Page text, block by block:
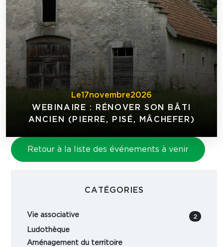
Le17novembre2026
WEBINAIRE : RÉNOVER SON BÂTI
ANCIEN (PIERRE, PISÉ, MÂCHEFER)
Retour à la liste des événements à venir
CATÉGORIES
Vie associative 2
Ludothèque
Aménagement du territoire